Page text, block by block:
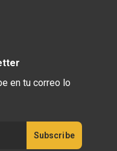
en tu correo lo